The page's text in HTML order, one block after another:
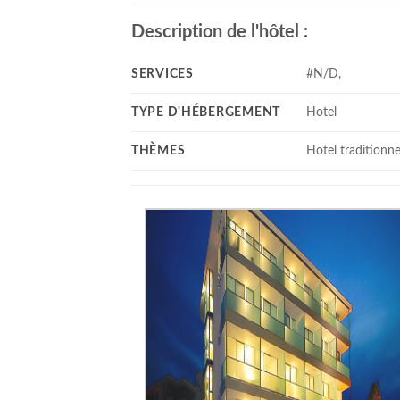
Description de l'hôtel :
SERVICES #N/D,
TYPE D'HÉBERGEMENT Hotel
THÈMES Hotel